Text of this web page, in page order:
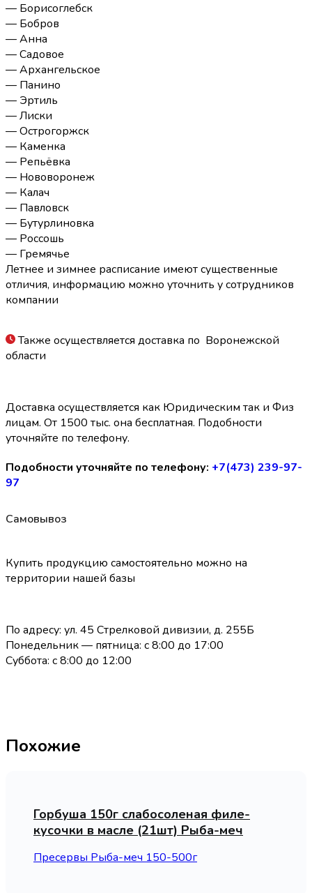
— Борисоглебск
— Бобров
— Анна
— Садовое
— Архангельское
— Панино
— Эртиль
— Лиски
— Острогоржск
— Каменка
— Репьёвка
— Нововоронеж
— Калач
— Павловск
— Бутурлиновка
— Россошь
— Гремячье
Летнее и зимнее расписание имеют существенные
отличия, информацию можно уточнить у сотрудников
компании
Также осуществляется доставка по Воронежской
области
Доставка осуществляется как Юридическим так и Физ
лицам. От 1500 тыс. она бесплатная. Подобности
уточняйте по телефону.
Подобности уточняйте по телефону: +7(473) 239-97-
97
Самовывоз
Купить продукцию самостоятельно можно на
территории нашей базы
По адресу: ул. 45 Стрелковой дивизии, д. 255Б
Понедельник — пятница: с 8:00 до 17:00
Суббота: с 8:00 до 12:00
Похожие
Горбуша 150г слабосоленая филе-
кусочки в масле (21шт) Рыба-меч
Пресервы Рыба-меч 150-500г